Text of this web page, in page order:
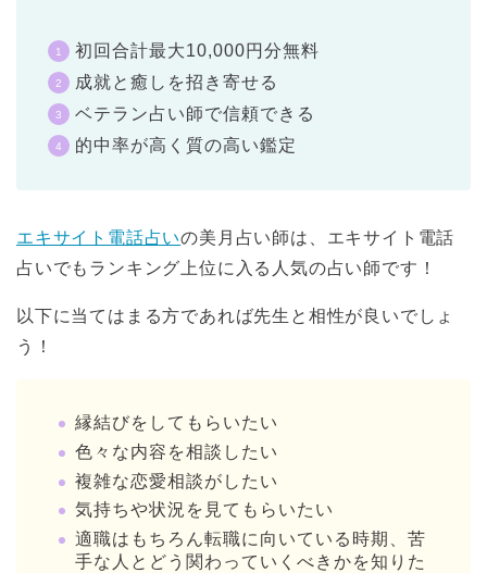
初回合計最大10,000円分無料
成就と癒しを招き寄せる
ベテラン占い師で信頼できる
的中率が高く質の高い鑑定
エキサイト電話占いの美月占い師は、エキサイト電話
占いでもランキング上位に入る人気の占い師です！
以下に当てはまる方であれば先生と相性が良いでしょ
う！
縁結びをしてもらいたい
色々な内容を相談したい
複雑な恋愛相談がしたい
気持ちや状況を見てもらいたい
適職はもちろん転職に向いている時期、苦
手な人とどう関わっていくべきかを知りた